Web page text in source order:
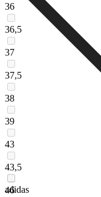
36
36,5
37
37,5
38
39
43
43,5
46
adidas